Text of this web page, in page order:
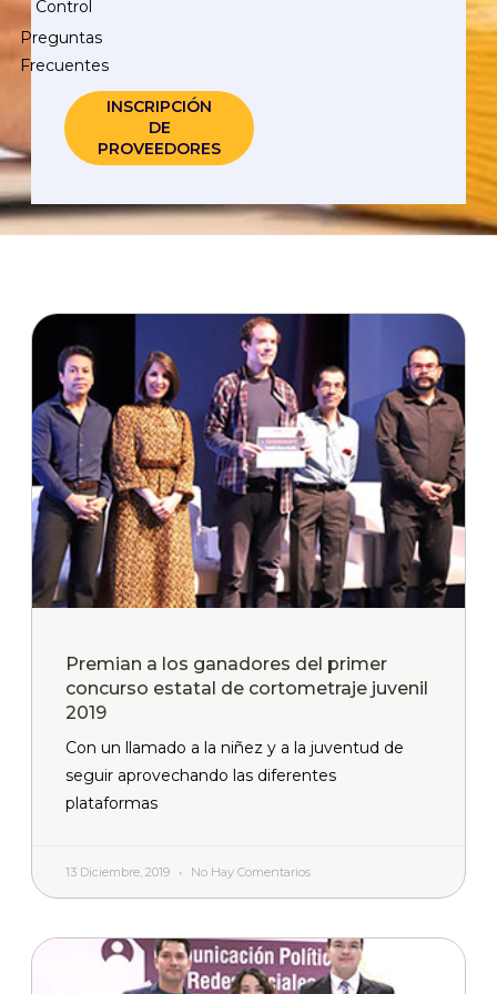
Control
Preguntas
Frecuentes
INSCRIPCIÓN
DE
PROVEEDORES
Premian a los ganadores del primer
concurso estatal de cortometraje juvenil
2019
Con un llamado a la niñez y a la juventud de
seguir aprovechando las diferentes
plataformas
13 Diciembre, 2019 No Hay Comentarios